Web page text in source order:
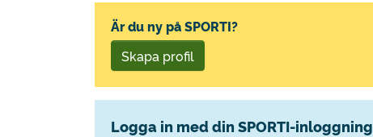
Är du ny på SPORTI?
Skapa profil
Logga in med din SPORTI-inloggning